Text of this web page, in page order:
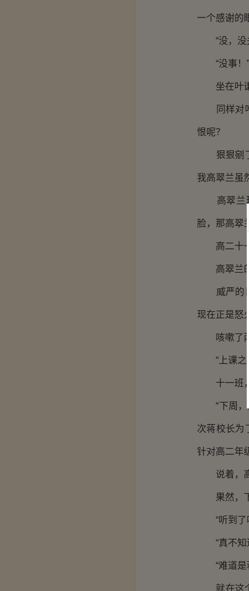
一个感谢的
“没，没关
“没事！”
坐在叶谦
同样对叶
恨呢？
狠狠剜了
我高翠兰虽
高翠兰现
脸，那高翠
高二十一
高翠兰的
威严的目
现在正是怒
咳嗽了两
“上课之前
十一班，
“下周，你
次蒋校长为
针对高二年
说着，高
果然，下
“听到了
“真不知
“难道是
就在这个